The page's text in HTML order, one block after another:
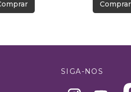
Comprar
SIGA-NOS